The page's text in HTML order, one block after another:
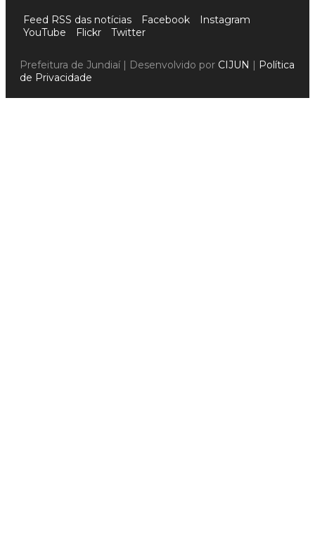
Feed RSS das notícias Facebook
Instagram
YouTube
Flickr Twitter
Prefeitura de Jundiaí | Desenvolvido por CIJUN | Política
de Privacidade